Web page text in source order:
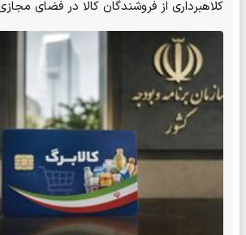
کلاهبرداری از فروشندگان کالا در فضای
رسیدهای جعلی…